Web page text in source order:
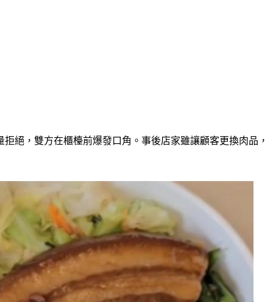
絕，雙方在櫃檯前爆發口角。事後店家雖讓顧客更換肉品，